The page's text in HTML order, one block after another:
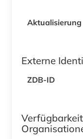
Aktualisierung
Externe
ZDB-ID